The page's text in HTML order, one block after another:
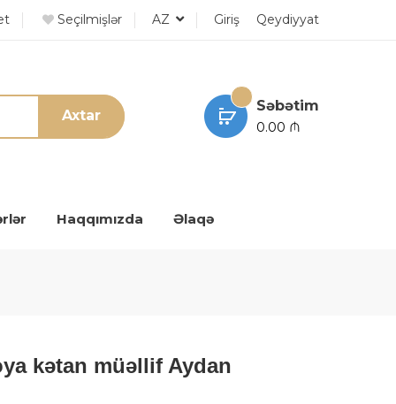
Seçilmişlər AZ Giriş Qeydiyyat
Axtar
Səbətim
0.00 ₼
Haqqımızda Əlaqə
kətan müəllif Aydan